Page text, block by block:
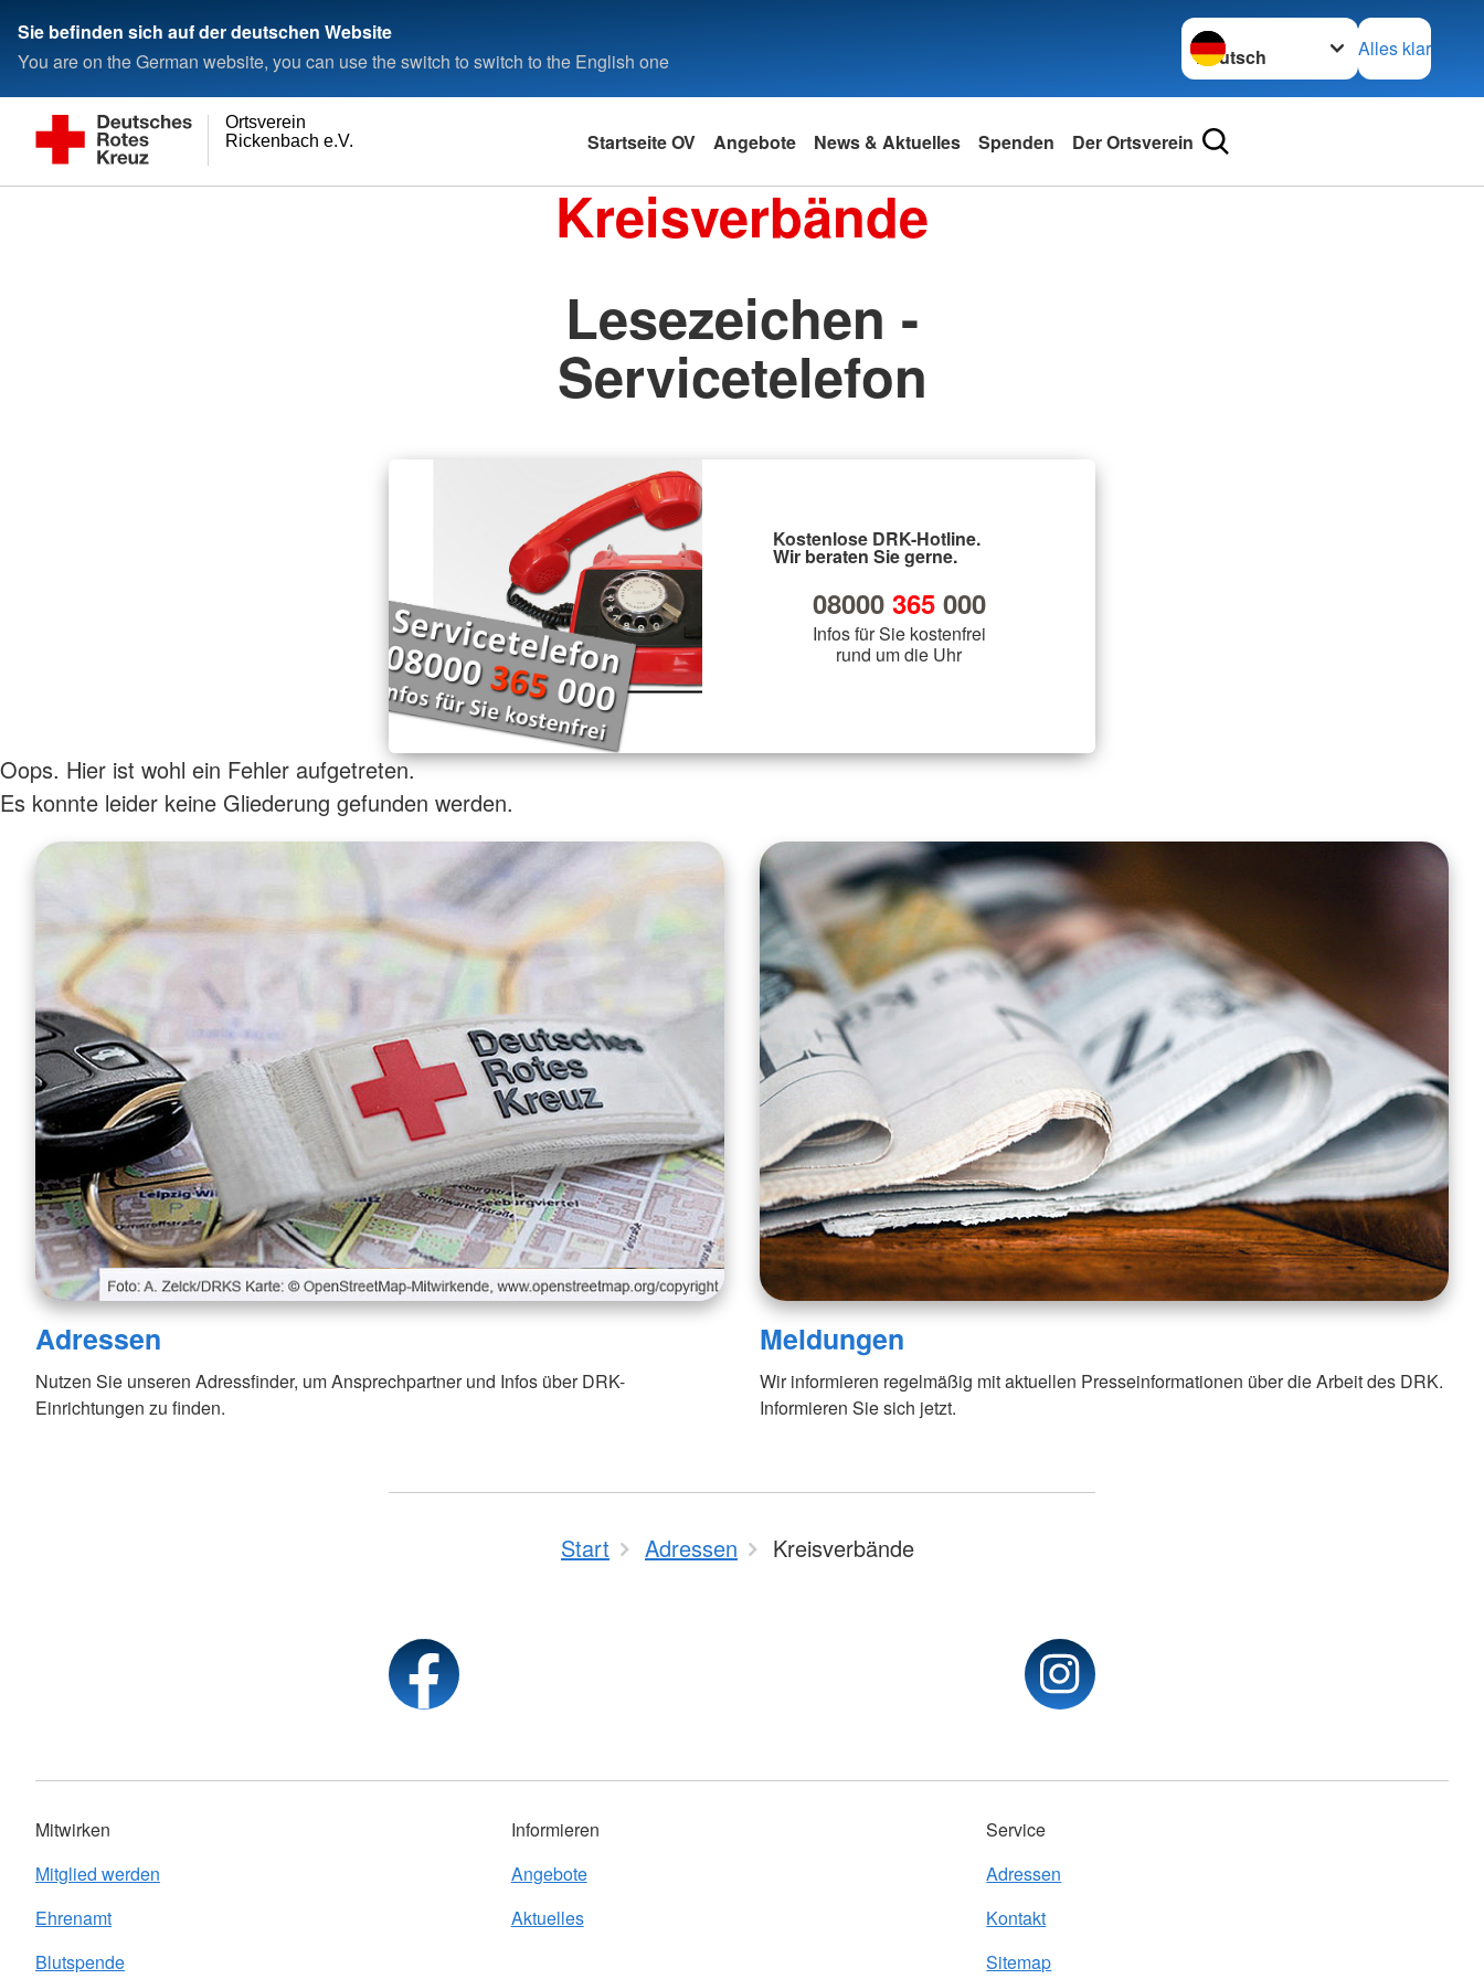
Sie befinden sich auf der deutschen Website
You are on the German website, you can use the switch to switch to the English one
Sprache wechseln zu
Alles klar
Rickenbach e.V.
Ortsverein
Startseite OV Angebote News & Aktuelles Spenden Der Ortsverein
Kreisverbände
Lesezeichen -
Servicetelefon
Kostenlose DRK-Hotline.
Wir beraten Sie gerne.
08000 365000
Infos für Sie kostenfrei
rund um die Uhr
Oops. Hier ist wohl ein Fehler aufgetreten.
Es konnte leider keine Gliederung gefunden werden.
Adressen
Nutzen Sie unseren Adressfinder, um Ansprechpartner und Infos über DRK-
Einrichtungen zu finden.
Meldungen
Wir informieren regelmäßig mit aktuellen Presseinformationen über die Arbeit des DRK.
Informieren Sie sich jetzt.
Start Adressen Kreisverbände
Mitwirken
Mitglied werden
Ehrenamt
Blutspende
Informieren
Angebote
Aktuelles
Service
Adressen
Kontakt
Sitemap